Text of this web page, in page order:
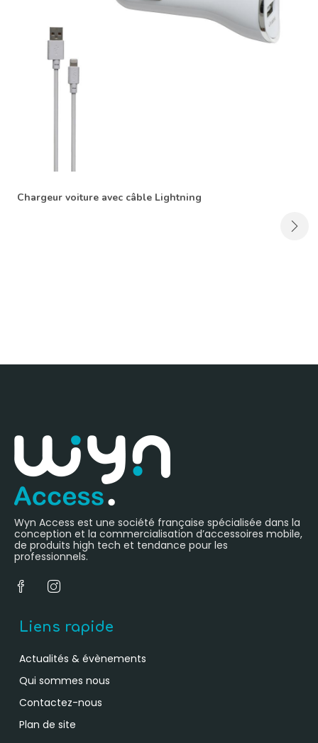
Chargeur voiture avec câble Lightning
Wyn Access est une société française spécialisée dans la
conception et la commercialisation d’accessoires mobile,
de produits high tech et tendance pour les
professionnels.
Liens rapide
Actualités & évènements
Qui sommes nous
Contactez-nous
Plan de site